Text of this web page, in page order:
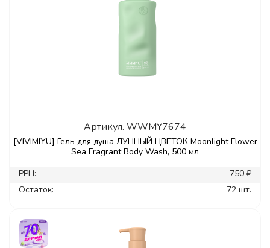
Артикул. WWMY7674
[VIVIMIYU] Гель для душа ЛУННЫЙ ЦВЕТОК Moonlight Flower
Sea Fragrant Body Wash, 500 мл
РРЦ:
750 ₽
Остаток:
72 шт.